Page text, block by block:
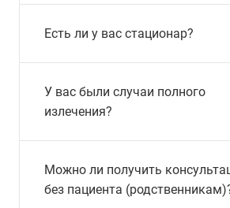
Есть ли у вас стационар?
У вас были случаи полного
излечения?
Можно ли получить
без пациента